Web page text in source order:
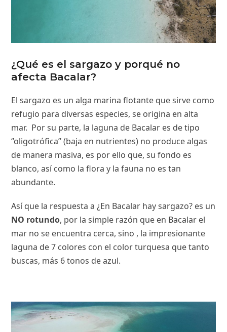
¿Qué es el sargazo y porqué no
afecta Bacalar?
El sargazo es un alga marina flotante que sirve como
refugio para diversas especies, se origina en alta
mar. Por su parte, la laguna de Bacalar es de tipo
‘’oligotrófica’’ (baja en nutrientes) no produce algas
de manera masiva, es por ello que, su fondo es
blanco, así como la flora y la fauna no es tan
abundante.
Así que la respuesta a ¿En Bacalar hay sargazo? es un
NO rotundo, por la simple razón que en Bacalar el
mar no se encuentra cerca, sino , la impresionante
laguna de 7 colores con el color turquesa que tanto
buscas, más 6 tonos de azul.